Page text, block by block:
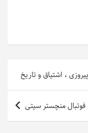
، اشتیاق و تاریخ
فوتبال منچستر سیتی